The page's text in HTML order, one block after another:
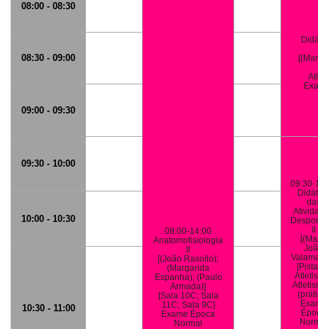
08:00 - 08:30
08:00-14:00
Anatomofisiologia
[(João Rasoilo);
(Margarida
Espanha); (Paulo
Armada)]
[Sala 10C; Sala
11C; Sala 9C]
Exame Época
Normal
08:30 - 09:00
09:00 - 09:30
09:30 - 10:00
09:30-
10:00 - 10:30
10:30 - 11:00